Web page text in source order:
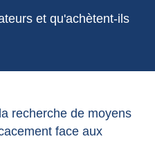
et qu'achètent-ils
recherche de moyens
face aux